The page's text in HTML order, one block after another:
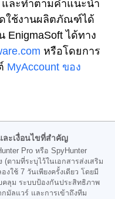
ละทำตามคำแนะนำ
ดใช้งานผลิตภัณฑ์ได้
ได้ทาง
หรือโดยการ
MyAccount ของ
ะเงื่อนไขที่สำคัญ
Pro หรือ SpyHunter
ตามที่ระบุไว้ในเอกสารส่งเสริม
ใช้ 7 วันเพียงครั้งเดียว โดยมี
ลุม ระบบป้องกันประสิทธิภาพ
มัลแวร์ และการเข้าถึงทีม